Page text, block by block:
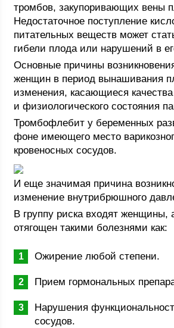
тромбов, закупоривающих вены
Недостаточное поступление
питательных веществ может
гибели плода или нарушений в
Основные причины
женщин в период вынашивания
изменения, касающиеся качества
и физиологического состояния
Тромбофлебит у беременных
фоне имеющего место
кровеносных сосудов.
И еще значимая причина
изменение внутрибрюшного
В группу риска входят женщины,
отягощен такими болезнями как:
Ожирение любой степени.
Прием гормональных
Нарушения
сосудов.